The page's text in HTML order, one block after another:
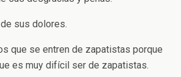
sus dolores.
que se entren de zapatistas porque
es muy difícil ser de zapatistas.